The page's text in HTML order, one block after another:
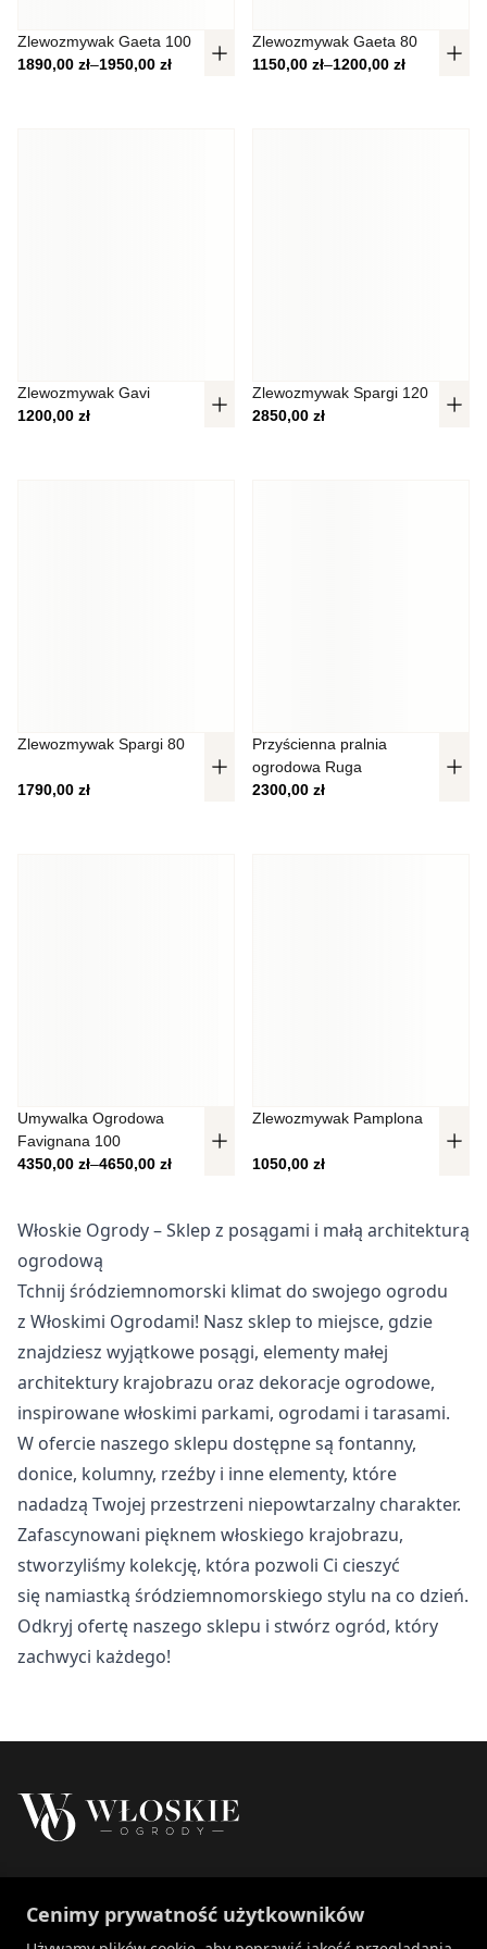
Zlewozmywak Gaeta 100
1890,00 zł–1950,00 zł
Zakres cen: od 1890,00 zł do 1950,00 zł
Zlewozmywak Gaeta 80
1150,00 zł–1200,00 zł
Zakres cen: od 1150,00 zł do
Zlewozmywak Gavi
1200,00 zł
Zlewozmywak Spargi 120
2850,00 zł
Zlewozmywak Spargi 80
1790,00 zł
Przyścienna pralnia
ogrodowa Ruga
2300,00 zł
Umywalka Ogrodowa
Favignana 100
4350,00 zł–4650,00 zł
Zakres cen: od 4350,00 zł do 4650,00 zł
Zlewozmywak Pamplona
1050,00 zł
Włoskie Ogrody – Sklep z posągami i małą architekturą
ogrodową
Tchnij śródziemnomorski klimat do swojego ogrodu
z Włoskimi Ogrodami! Nasz sklep to miejsce, gdzie
znajdziesz wyjątkowe posągi, elementy małej
architektury krajobrazu oraz dekoracje ogrodowe,
inspirowane włoskimi parkami, ogrodami i tarasami.
W ofercie naszego sklepu dostępne są fontanny,
donice, kolumny, rzeźby i inne elementy, które
nadadzą Twojej przestrzeni niepowtarzalny charakter.
Zafascynowani pięknem włoskiego krajobrazu,
stworzyliśmy kolekcję, która pozwoli Ci cieszyć
się namiastką śródziemnomorskiego stylu na co dzień.
Odkryj ofertę naszego sklepu i stwórz ogród, który
zachwyci każdego!
Polska sp. z o.o.
+48 734 106 149
Cenimy prywatność użytkowników
Nieklasyfikowane pliki cookie, to pliki, które są w procesie
klasyfikowania, wraz z dostawcami poszczególnych